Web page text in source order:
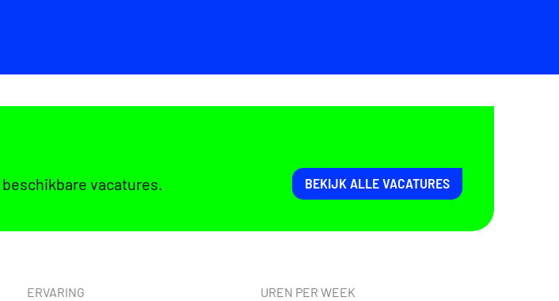
vacatures. BEKIJK ALLE VACATURES
ERVARING UREN PER WEEK